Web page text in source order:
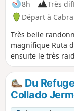
en attendant une
concernée à été
donc de ne pas
périple non
boucle au cœur
Composés
karstique les Pics
paysage hors du
roches
vertigineux et
8h
Très
Départ à
Très belle
magnifique Ruta
ensuite le très
atteindre la Vega
refuge.Du
Collado